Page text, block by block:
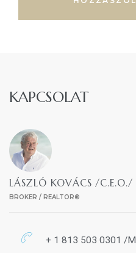
KAPCSOLAT
LÁSZLÓ KOVÁCS /C.E.O./
BROKER / REALTOR®
+ 1 813 503 0301 /